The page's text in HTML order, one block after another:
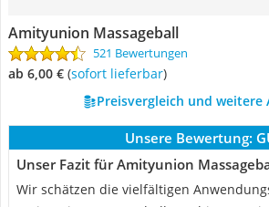
Amityunion Massageball
521 Bewertungen
ab 6,00 € ( Sofort lieferbar)
Preisvergleich und weitere
Unsere Bewertung:
Unser Fazit für Amityunion
Wir schätzen die vielfältigen